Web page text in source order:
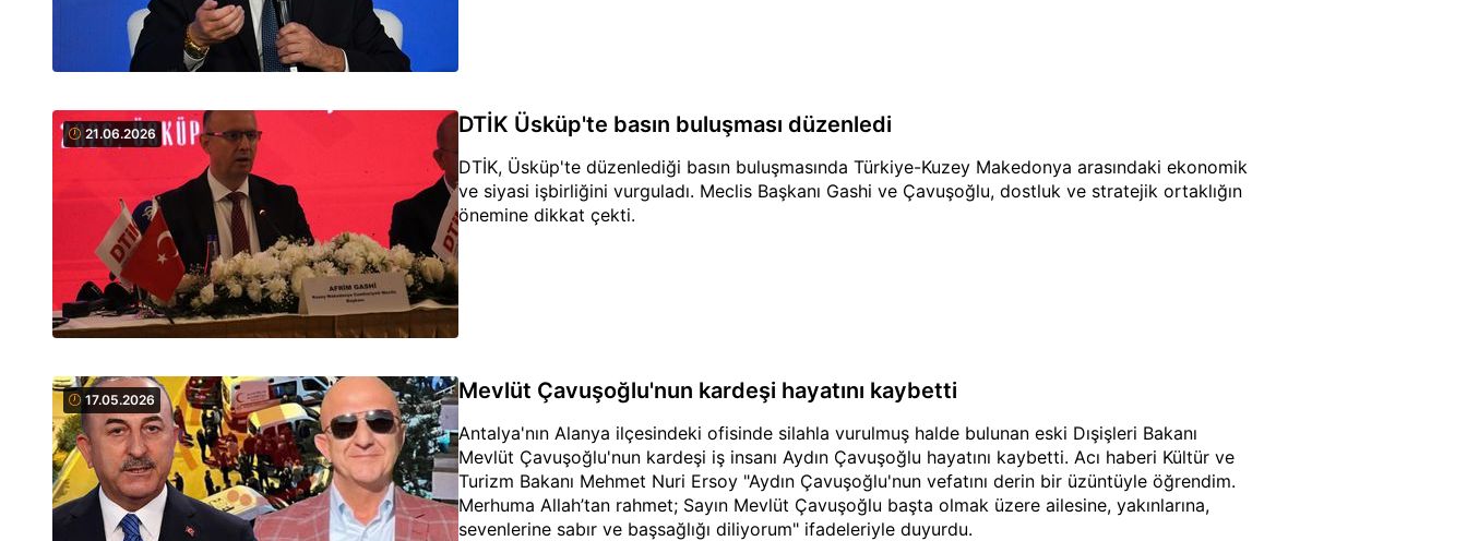
21.06.2026 DTİK Üsküp'te basın buluşması düzenledi
DTİK, Üsküp'te düzenlediği basın buluşmasında Türkiye-Kuzey Makedonya arasındaki ekonomik
ve siyasi işbirliğini vurguladı. Meclis Başkanı Gashi ve Çavuşoğlu, dostluk ve stratejik ortaklığın
önemine dikkat çekti.
17.05.2026 Mevlüt Çavuşoğlu'nun kardeşi hayatını kaybetti
Antalya'nın Alanya ilçesindeki ofisinde silahla vurulmuş halde bulunan eski Dışişleri Bakanı
Mevlüt Çavuşoğlu'nun kardeşi iş insanı Aydın Çavuşoğlu hayatını kaybetti. Acı haberi Kültür ve
Turizm Bakanı Mehmet Nuri Ersoy "Aydın Çavuşoğlu'nun vefatını derin bir üzüntüyle öğrendim.
Merhuma Allah’tan rahmet; Sayın Mevlüt Çavuşoğlu başta olmak üzere ailesine, yakınlarına,
sevenlerine sabır ve başsağlığı diliyorum" ifadeleriyle duyurdu.